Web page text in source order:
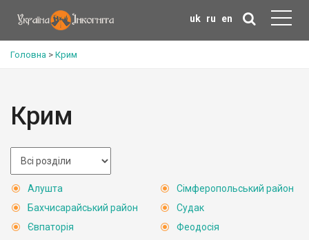
uk ru en
Головна > Крим
Крим
Алушта
Бахчисарайський район
Євпаторія
Сімферопольський район
Судак
Феодосія